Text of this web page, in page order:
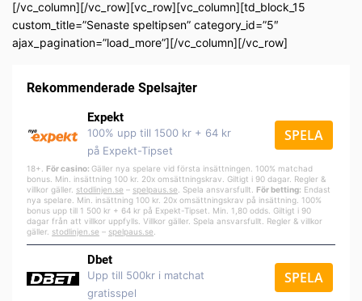
[/vc_column][/vc_row][vc_row][vc_column][td_block_15
custom_title=”Senaste speltipsen” category_id=”5″
ajax_pagination=”load_more”][/vc_column][/vc_row]
Rekommenderade Spelsajter
Expekt
100% upp till 1500 kr + 64 kr
på Expekt-Tipset
SPELA
18+. För casino: Gäller nya spelare vid första insättningen. 100% matchad
bonus. Min. insättning 100 kr. 20x omsättningskrav. Giltigt i 90 dagar. Regler &
villkor gäller. stodlinjen.se – spelpaus.se . Spela ansvarsfullt. För betting: Endast
nya spelare. Min. insättning 100 kr. 20x omsättningskrav på insättning. 100%
bonus upp till 1 500 kr + 64 kr på Expekt-Tipset. Min. 1,80 odds. Giltigt i 90
dagar från att villkor uppfylls. Villkor gäller. Spela ansvarsfullt. Regler & villkor
gäller. stodlinjen.se – spelpaus.se
Dbet
Upp till 500kr i matchat
gratisspel
SPELA